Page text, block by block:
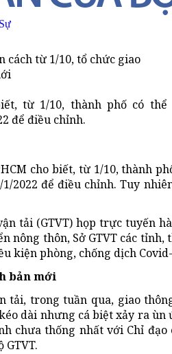
cách từ 1/10, tổ chức giao
từ 1/10, thành phố có
để điều chỉnh.
cho biết, từ 1/10, thành
1/2022 để điều chỉnh. Tuy
tải (GTVT) họp trực tuyến
nông thôn, Sở GTVT các
kiện phòng, chống dịch
bản mới
tải, trong tuần qua, giao
dài nhưng cá biệt xảy ra ùn
chưa thống nhất với Chỉ
GTVT.